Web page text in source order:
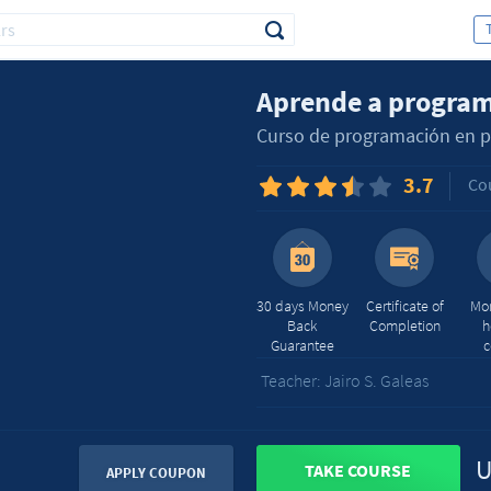
Aprende a
Curso de programación en
3.7
30 days Money
Back
Guarantee
Certificate of
Completion
Teacher: Jairo S. Galeas
APPLY COUPON TAKE COURSE